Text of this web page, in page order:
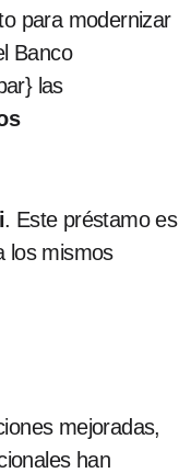
para modernizar
Banco
las
. Este préstamo es
los mismos
mejoradas,
han